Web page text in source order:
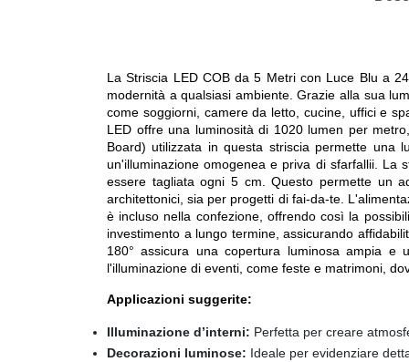
La Striscia LED COB da 5 Metri con Luce Blu a
modernità a qualsiasi ambiente. Grazie alla sua
come soggiorni, camere da letto, cucine, uffici e
LED offre una luminosità di 1020 lumen per
Board) utilizzata in questa striscia permette una
un'illuminazione omogenea e priva di sfarfallii. La
essere tagliata ogni 5 cm. Questo permette un
architettonici, sia per progetti di fai-da-te.
è incluso nella confezione, offrendo così la
investimento a lungo termine, assicurando
180° assicura una copertura luminosa ampia e
l'illuminazione di eventi, come feste e matrimoni,
Applicazioni suggerite:
Illuminazione d’interni: Perfetta per creare
Decorazioni luminose: Ideale per evidenziare